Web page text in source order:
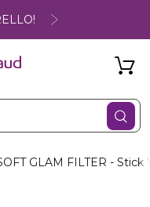
GLAM FILTER -